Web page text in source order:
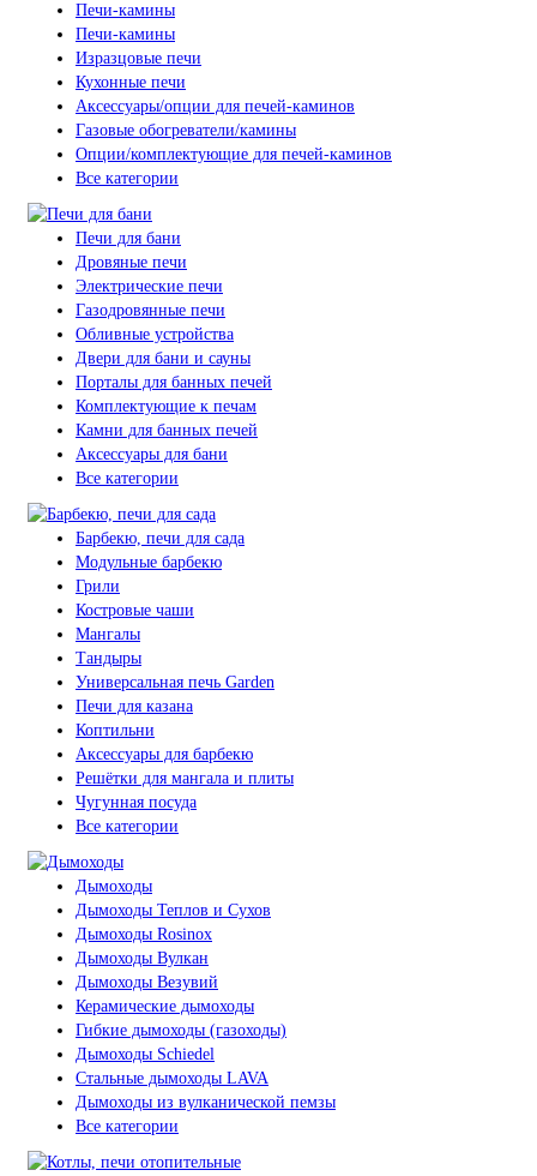
Печи-камины
Печи-камины
Изразцовые печи
Кухонные печи
Аксессуары/опции для печей-каминов
Газовые обогреватели/камины
Опции/комплектующие для печей-каминов
Все категории
Печи для бани
Дровяные печи
Электрические печи
Газодровянные печи
Обливные устройства
Двери для бани и сауны
Порталы для банных печей
Комплектующие к печам
Камни для банных печей
Аксессуары для бани
Все категории
Барбекю, печи для сада
Модульные барбекю
Грили
Костровые чаши
Мангалы
Тандыры
Универсальная печь Garden
Печи для казана
Коптильни
Аксессуары для барбекю
Решётки для мангала и плиты
Чугунная посуда
Все категории
Дымоходы
Дымоходы Теплов и Сухов
Дымоходы Rosinox
Дымоходы Вулкан
Дымоходы Везувий
Керамические дымоходы
Гибкие дымоходы (газоходы)
Дымоходы Schiedel
Стальные дымоходы LAVA
Дымоходы из вулканической пемзы
Все категории